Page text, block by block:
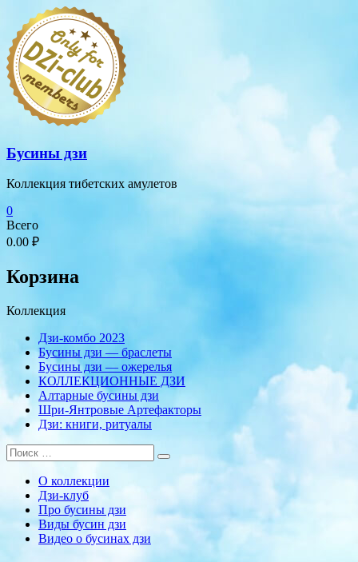
Перейти
содержимому
Бусины дзи
Коллекция тибетских амулетов
0
Всего
0.00 ₽
Корзина
Коллекция
Дзи-комбо 2023
Бусины дзи — браслеты
Бусины дзи — ожерелья
КОЛЛЕКЦИОННЫЕ ДЗИ
Алтарные бусины дзи
Шри-Янтровые Артефакторы
Дзи: книги, ритуалы
О коллекции
Дзи-клуб
Про бусины дзи
Виды бусин дзи
Видео о бусинах дзи